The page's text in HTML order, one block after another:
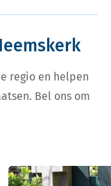
regio en helpen
Bel ons om